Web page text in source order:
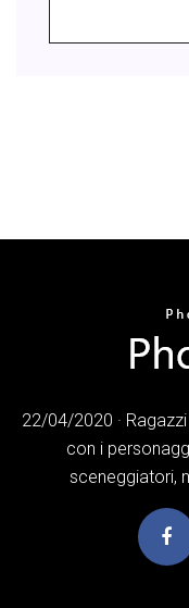
22/04/2020 ·
con i
sceneggiatori,